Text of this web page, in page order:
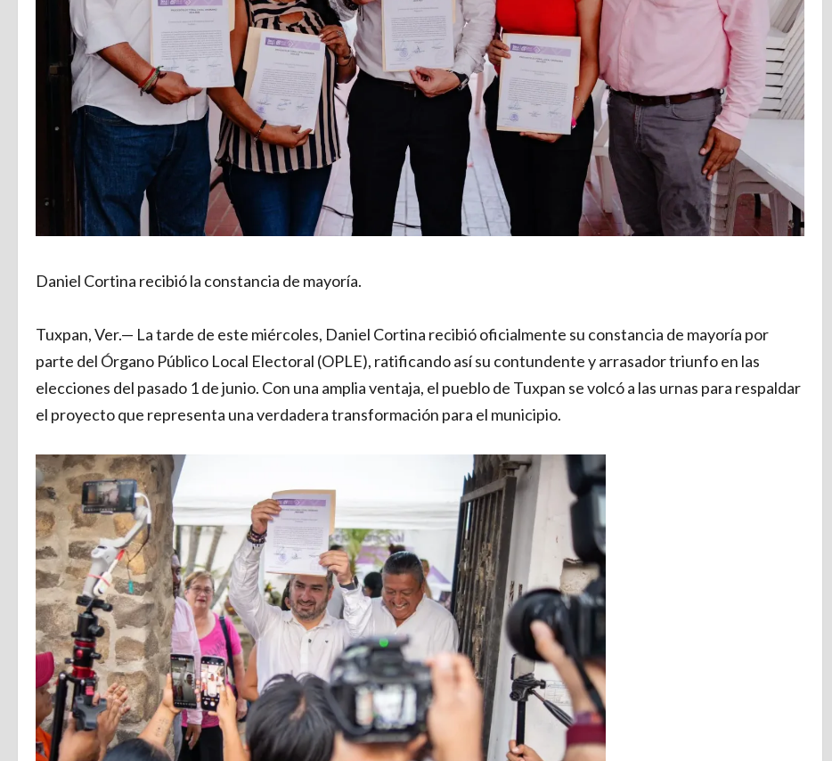
Daniel Cortina recibió la constancia de mayoría.
Tuxpan, Ver.— La tarde de este miércoles, Daniel Cortina recibió oficialmente su constancia de mayoría por
parte del Órgano Público Local Electoral (OPLE), ratificando así su contundente y arrasador triunfo en las
elecciones del pasado 1 de junio. Con una amplia ventaja, el pueblo de Tuxpan se volcó a las urnas para respaldar
el proyecto que representa una verdadera transformación para el municipio.